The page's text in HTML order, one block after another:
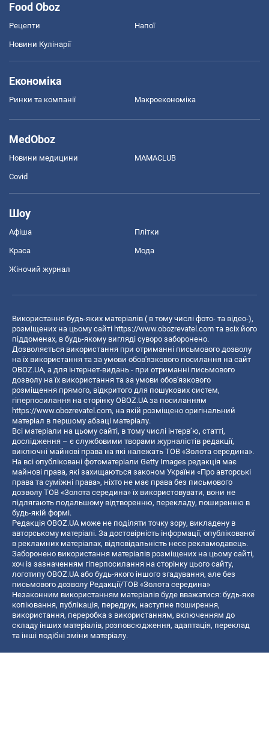
Food Oboz
Рецепти Напої
Новини Кулінарії
Економіка
Ринки та компанії Макроекономіка
MedOboz
Новини медицини MAMACLUB
Covid
Шоу
Афіша Плітки
Краса Мода
Жіночий журнал
Використання будь-яких матеріалів ( в тому числі фото- та відео-),
розміщених на цьому сайті https://www.obozrevatel.com та всіх його
піддоменах, в будь-якому вигляді суворо заборонено.
Дозволяється використання при отриманні письмового дозволу
на їх використання та за умови обов'язкового посилання на сайт
OBOZ.UA, а для інтернет-видань - при отриманні письмового
дозволу на їх використання та за умови обов'язкового
розміщення прямого, відкритого для пошукових систем,
гіперпосилання на сторінку OBOZ.UA за посиланням
https://www.obozrevatel.com, на якій розміщено оригінальний
матеріал в першому абзаці матеріалу.
Всі матеріали на цьому сайті, в тому числі інтерв’ю, статті,
дослідження – є службовими творами журналістів редакції,
виключні майнові права на які належать ТОВ «Золота середина».
На всі опубліковані фотоматеріали Getty Images редакція має
майнові права, які захищаються законом України «Про авторські
права та суміжні права», ніхто не має права без письмового
дозволу ТОВ «Золота середина» їх використовувати, вони не
підлягають подальшому відтворенню, перекладу, поширенню в
будь-якій формі.
Редакція OBOZ.UA може не поділяти точку зору, викладену в
авторському матеріалі. За достовірність інформації, опублікованої
в рекламних матеріалах, відповідальність несе рекламодавець.
Заборонено використання матеріалів розміщених на цьому сайті,
хоч із зазначенням гіперпосилання на сторінку цього сайту,
логотипу OBOZ.UA або будь-якого іншого згадування, але без
письмового дозволу Редакції/ТОВ «Золота середина»
Незаконним використанням матеріалів буде вважатися: будь-яке
копiювання, публiкацiя, передрук, наступне поширення,
використання, переробка з використанням, включенням до
складу інших матеріалів, розповсюдження, адаптація, переклад
та інші подібні зміни матеріалу.